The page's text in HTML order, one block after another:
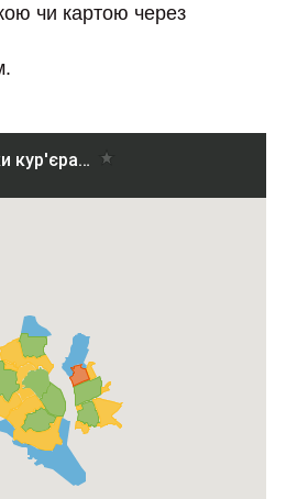
чи картою через